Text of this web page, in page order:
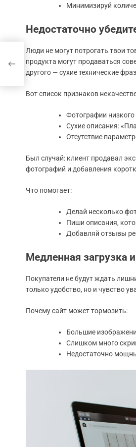
Минимизируй
Недостаточно
Люди не могут потрогать твои
продукта могут продаваться
другого — сухие технические
Вот список признаков
Фотографии низкого
Сухие описания:
Отсутствие
Был случай: клиент продавал
фотографий и добавления
Что помогает:
Делай несколько
Пиши описания,
Добавляй отзывы
Медленная загрузка
Покупатели не будут ждать
только удобство, но и чувство
Почему сайт может тормозить:
Большие
Слишком много
Недостаточно